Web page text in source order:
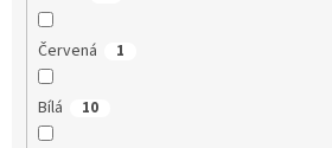
Červená 1
Bílá 10